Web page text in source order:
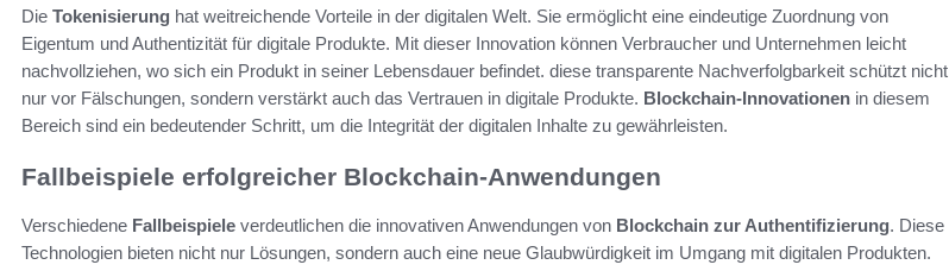
Die Tokenisierung hat weitreichende Vorteile in der digitalen Welt. Sie ermöglicht eine eindeutige Zuordnung von
Eigentum und Authentizität für digitale Produkte. Mit dieser Innovation können Verbraucher und Unternehmen leicht
nachvollziehen, wo sich ein Produkt in seiner Lebensdauer befindet. diese transparente Nachverfolgbarkeit schützt nicht
nur vor Fälschungen, sondern verstärkt auch das Vertrauen in digitale Produkte. Blockchain-Innovationen in diesem
Bereich sind ein bedeutender Schritt, um die Integrität der digitalen Inhalte zu gewährleisten.
Fallbeispiele erfolgreicher Blockchain-Anwendungen
Verschiedene Fallbeispiele verdeutlichen die innovativen Anwendungen von Blockchain zur Authentifizierung. Diese
Technologien bieten nicht nur Lösungen, sondern auch eine neue Glaubwürdigkeit im Umgang mit digitalen Produkten.